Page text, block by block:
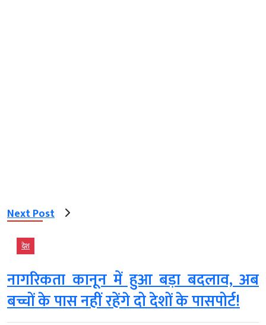
Next Post
देश
नागरिकता कानून में हुआ बड़ा बदलाव, अब
बच्चों के पास नहीं रहेंगे दो देशों के पासपोर्ट!